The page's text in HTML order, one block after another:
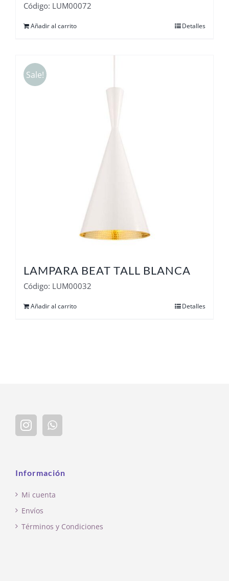
Código: LUM00072
Añadir al carrito Detalles
Sale!
LAMPARA BEAT TALL BLANCA
Código: LUM00032
Añadir al carrito Detalles
Información
Mi cuenta
Envíos
Términos y Condiciones